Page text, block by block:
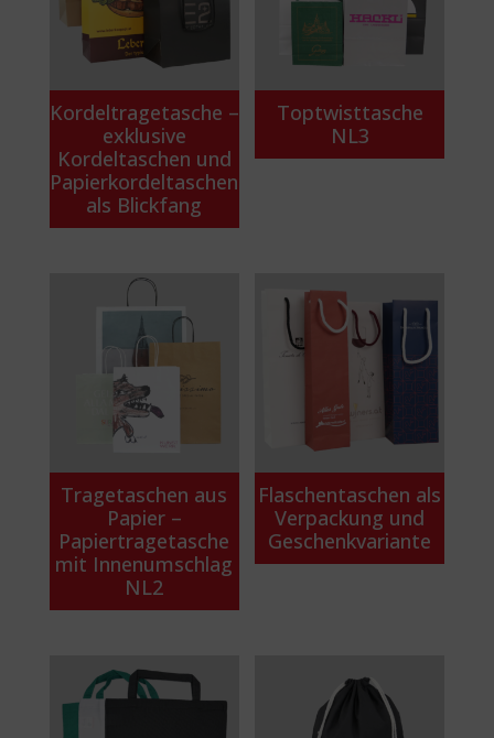
Kordeltragetasche –
exklusive
Kordeltaschen und
Papierkordeltaschen
als Blickfang
Toptwisttasche
NL3
Tragetaschen aus
Papier –
Papiertragetasche
mit Innenumschlag
NL2
Flaschentaschen als
Verpackung und
Geschenkvariante